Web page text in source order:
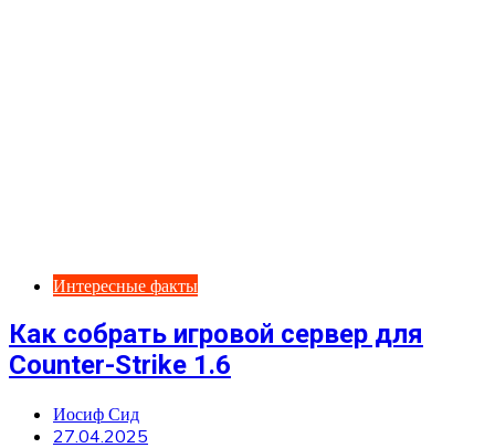
Интересные факты
Как собрать игровой сервер для
Counter-Strike 1.6
Иосиф Сид
27.04.2025